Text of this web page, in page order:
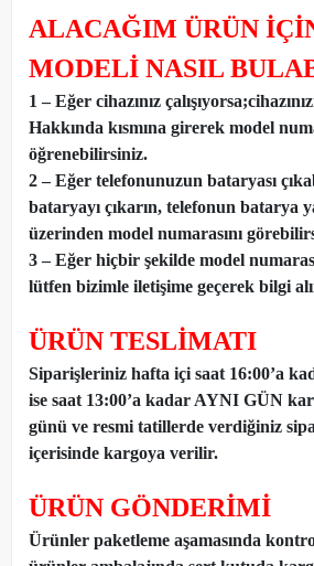
ALACAĞIM ÜRÜN
MODELİ NASIL
1 – Eğer cihazınız
Hakkında kısmına girerek model
öğrenebilirsiniz.
2 – Eğer telefonunuzun bataryası
bataryayı çıkarın, telefonun batarya
üzerinden model numarasını
3 – Eğer hiçbir şekilde model
lütfen bizimle iletişime geçerek bilgi
ÜRÜN TESLİMATI
Siparişleriniz hafta içi saat 16:00’a
ise saat 13:00’a kadar AYNI GÜN
günü ve resmi tatillerde verdiğiniz
içerisinde kargoya verilir.
ÜRÜN GÖNDERİMİ
Ürünler paketleme aşamasında